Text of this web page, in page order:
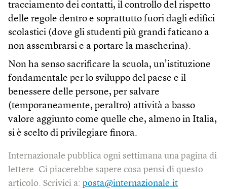
tracciamento dei contatti, il controllo del rispetto
delle regole dentro e soprattutto fuori dagli edifici
scolastici (dove gli studenti più grandi faticano a
non assembrarsi e a portare la mascherina).
Non ha senso sacrificare la scuola, un’istituzione
fondamentale per lo sviluppo del paese e il
benessere delle persone, per salvare
(temporaneamente, peraltro) attività a basso
valore aggiunto come quelle che, almeno in Italia,
si è scelto di privilegiare finora.
Internazionale pubblica ogni settimana una pagina di
lettere. Ci piacerebbe sapere cosa pensi di questo
articolo. Scrivici a: posta@internazionale.it